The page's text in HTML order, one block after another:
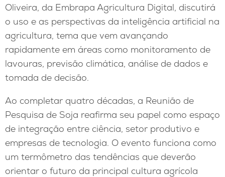
Oliveira, da Embrapa Agricultura Digital, discutirá
o uso e as perspectivas da inteligência artificial na
agricultura, tema que vem avançando
rapidamente em áreas como monitoramento de
lavouras, previsão climática, análise de dados e
tomada de decisão.
Ao completar quatro décadas, a Reunião de
Pesquisa de Soja reafirma seu papel como espaço
de integração entre ciência, setor produtivo e
empresas de tecnologia. O evento funciona como
um termômetro das tendências que deverão
orientar o futuro da principal cultura agrícola